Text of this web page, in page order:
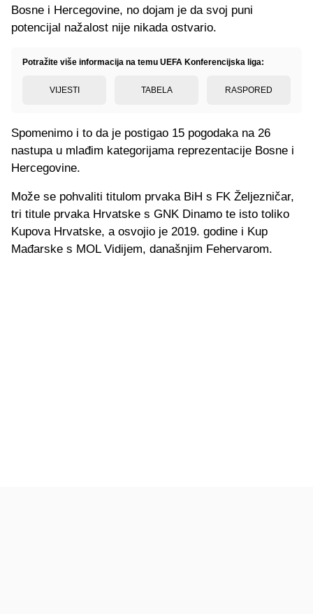
Bosne i Hercegovine, no dojam je da svoj puni
potencijal nažalost nije nikada ostvario.
Potražite više informacija na temu UEFA Konferencijska liga:
VIJESTI TABELA RASPORED
Spomenimo i to da je postigao 15 pogodaka na 26
nastupa u mlađim kategorijama reprezentacije Bosne i
Hercegovine.
Može se pohvaliti titulom prvaka BiH s FK Željezničar,
tri titule prvaka Hrvatske s GNK Dinamo te isto toliko
Kupova Hrvatske, a osvojio je 2019. godine i Kup
Mađarske s MOL Vidijem, današnjim Fehervarom.